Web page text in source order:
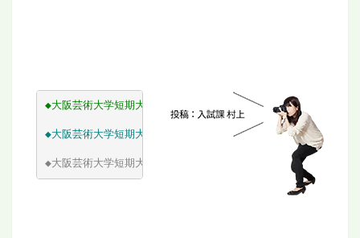
◆大阪芸術大学短期大学部 ホームページ
◆大阪芸術大学短期大学部 ブログ
◆大阪芸術大学短期大学部 休講情報WEB